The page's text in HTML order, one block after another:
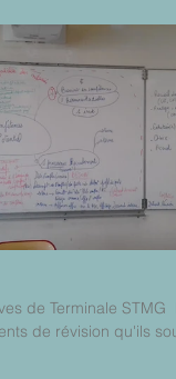
de Terminale STMG
de révision qu'ils